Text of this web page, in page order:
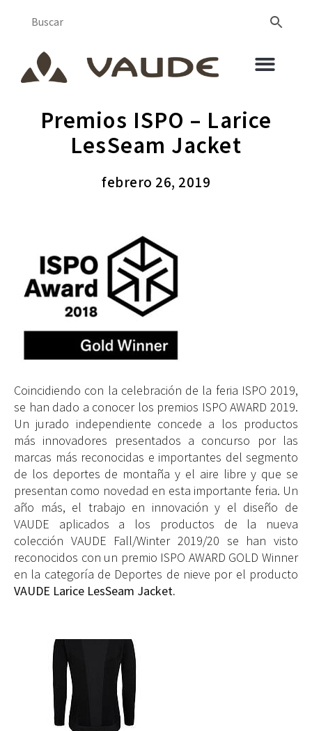
Premios ISPO – Larice
LesSeam Jacket
febrero 26, 2019
Coincidiendo con la celebración de la feria ISPO 2019,
se han dado a conocer los premios ISPO AWARD 2019.
Un jurado independiente concede a los productos
más innovadores presentados a concurso por las
marcas más reconocidas e importantes del segmento
de los deportes de montaña y el aire libre y que se
presentan como novedad en esta importante feria. Un
año más, el trabajo en innovación y el diseño de
VAUDE aplicados a los productos de la nueva
colección VAUDE Fall/Winter 2019/20 se han visto
reconocidos con un premio ISPO AWARD GOLD Winner
en la categoría de Deportes de nieve por el producto
VAUDE Larice LesSeam Jacket.